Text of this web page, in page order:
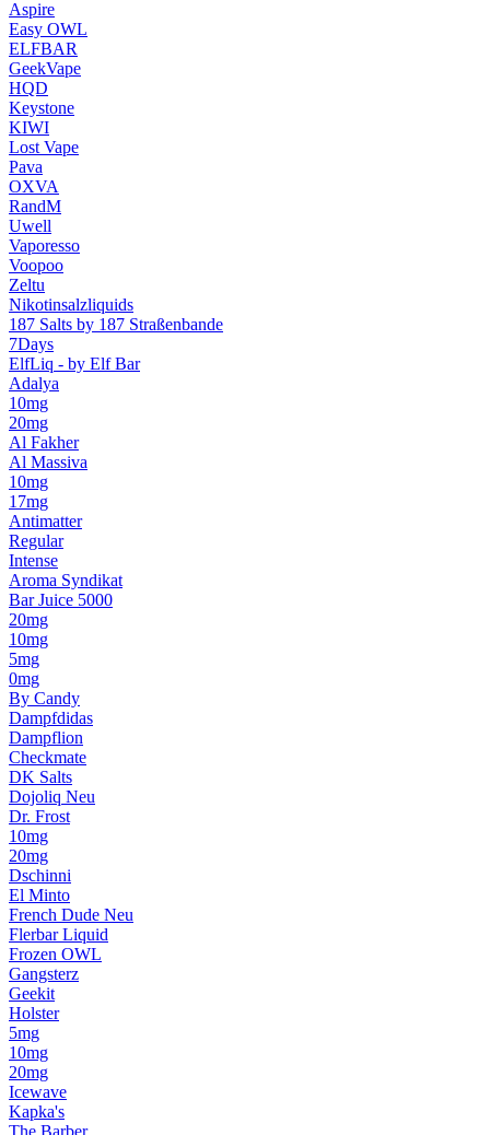
Aspire
Easy OWL
ELFBAR
GeekVape
HQD
Keystone
KIWI
Lost Vape
Pava
OXVA
RandM
Uwell
Vaporesso
Voopoo
Zeltu
Nikotinsalzliquids
187 Salts by 187 Straßenbande
7Days
ElfLiq - by Elf Bar
Adalya
10mg
20mg
Al Fakher
Al Massiva
10mg
17mg
Antimatter
Regular
Intense
Aroma Syndikat
Bar Juice 5000
20mg
10mg
5mg
0mg
By Candy
Dampfdidas
Dampflion
Checkmate
DK Salts
Dojoliq Neu
Dr. Frost
10mg
20mg
Dschinni
El Minto
French Dude Neu
Flerbar Liquid
Frozen OWL
Gangsterz
Geekit
Holster
5mg
10mg
20mg
Icewave
Kapka's
The Barber